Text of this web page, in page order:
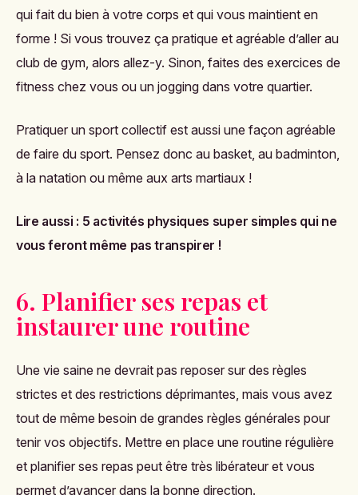
qui fait du bien à votre corps et qui vous maintient en
forme ! Si vous trouvez ça pratique et agréable d’aller au
club de gym, alors allez-y. Sinon, faites des exercices de
fitness chez vous ou un jogging dans votre quartier.
Pratiquer un sport collectif est aussi une façon agréable
de faire du sport. Pensez donc au basket, au badminton,
à la natation ou même aux arts martiaux !
Lire aussi : 5 activités physiques super simples qui ne
vous feront même pas transpirer !
6. Planifier ses repas et
instaurer une routine
Une vie saine ne devrait pas reposer sur des règles
strictes et des restrictions déprimantes, mais vous avez
tout de même besoin de grandes règles générales pour
tenir vos objectifs. Mettre en place une routine régulière
et planifier ses repas peut être très libérateur et vous
permet d’avancer dans la bonne direction.